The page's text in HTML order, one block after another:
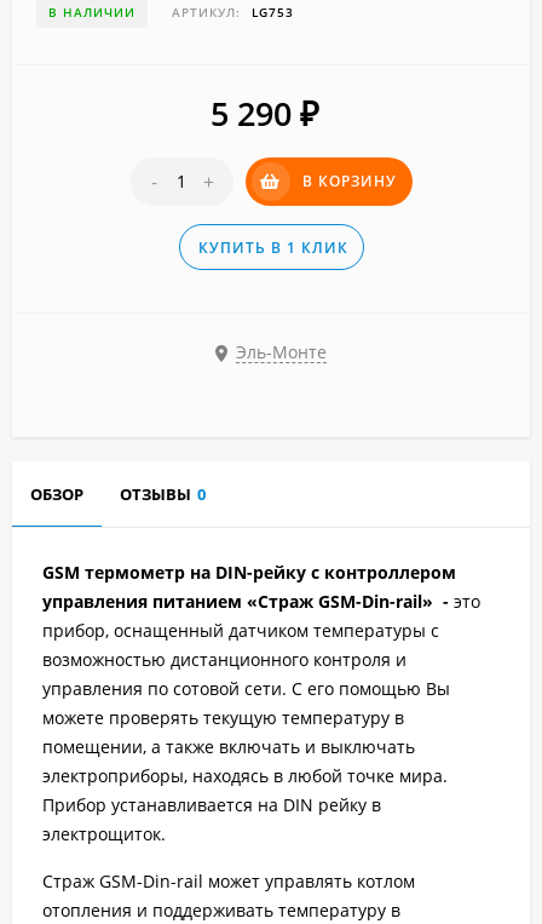
В НАЛИЧИИ АРТИКУЛ: LG753
5 290 ₽
- + В КОРЗИНУ
КУПИТЬ В 1 КЛИК
Эль-Монте
ОБЗОР ОТЗЫВЫ 0
GSM термометр на DIN-рейку с контроллером
управления питанием «Страж GSM-Din-rail» - это
прибор, оснащенный датчиком температуры с
возможностью дистанционного контроля и
управления по сотовой сети. С его помощью Вы
можете проверять текущую температуру в
помещении, а также включать и выключать
электроприборы, находясь в любой точке мира.
Прибор устанавливается на DIN рейку в
электрощиток.
Страж GSM-Din-rail может управлять котлом
отопления и поддерживать температуру в